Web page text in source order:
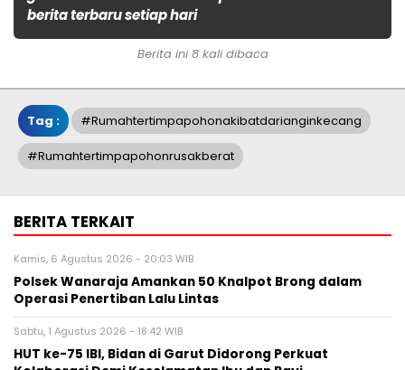
berita terbaru setiap hari
Berita ini 8 kali dibaca
Tag : #rumahtertimpapohonakibatdarianginkecang
#rumahtertimpapohonrusakberat
BERITA TERKAIT
Kamis, 6 Agustus 2026 - 20:03 WIB
Polsek Wanaraja Amankan 50 Knalpot Brong dalam
Operasi Penertiban Lalu Lintas
Sabtu, 1 Agustus 2026 - 18:42 WIB
HUT ke-75 IBI, Bidan di Garut Didorong Perkuat